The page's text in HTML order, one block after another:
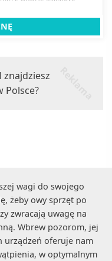
znajdziesz
Polsce?
wagi do swojego
żeby owy sprzęt po
zwracają uwagę na
Wbrew pozorom, jej
urządzeń oferuje nam
w optymalnym